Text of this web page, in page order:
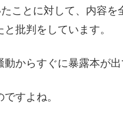
ことに対して、内容を
批判をしています。
からすぐに暴露本が出
すよね。